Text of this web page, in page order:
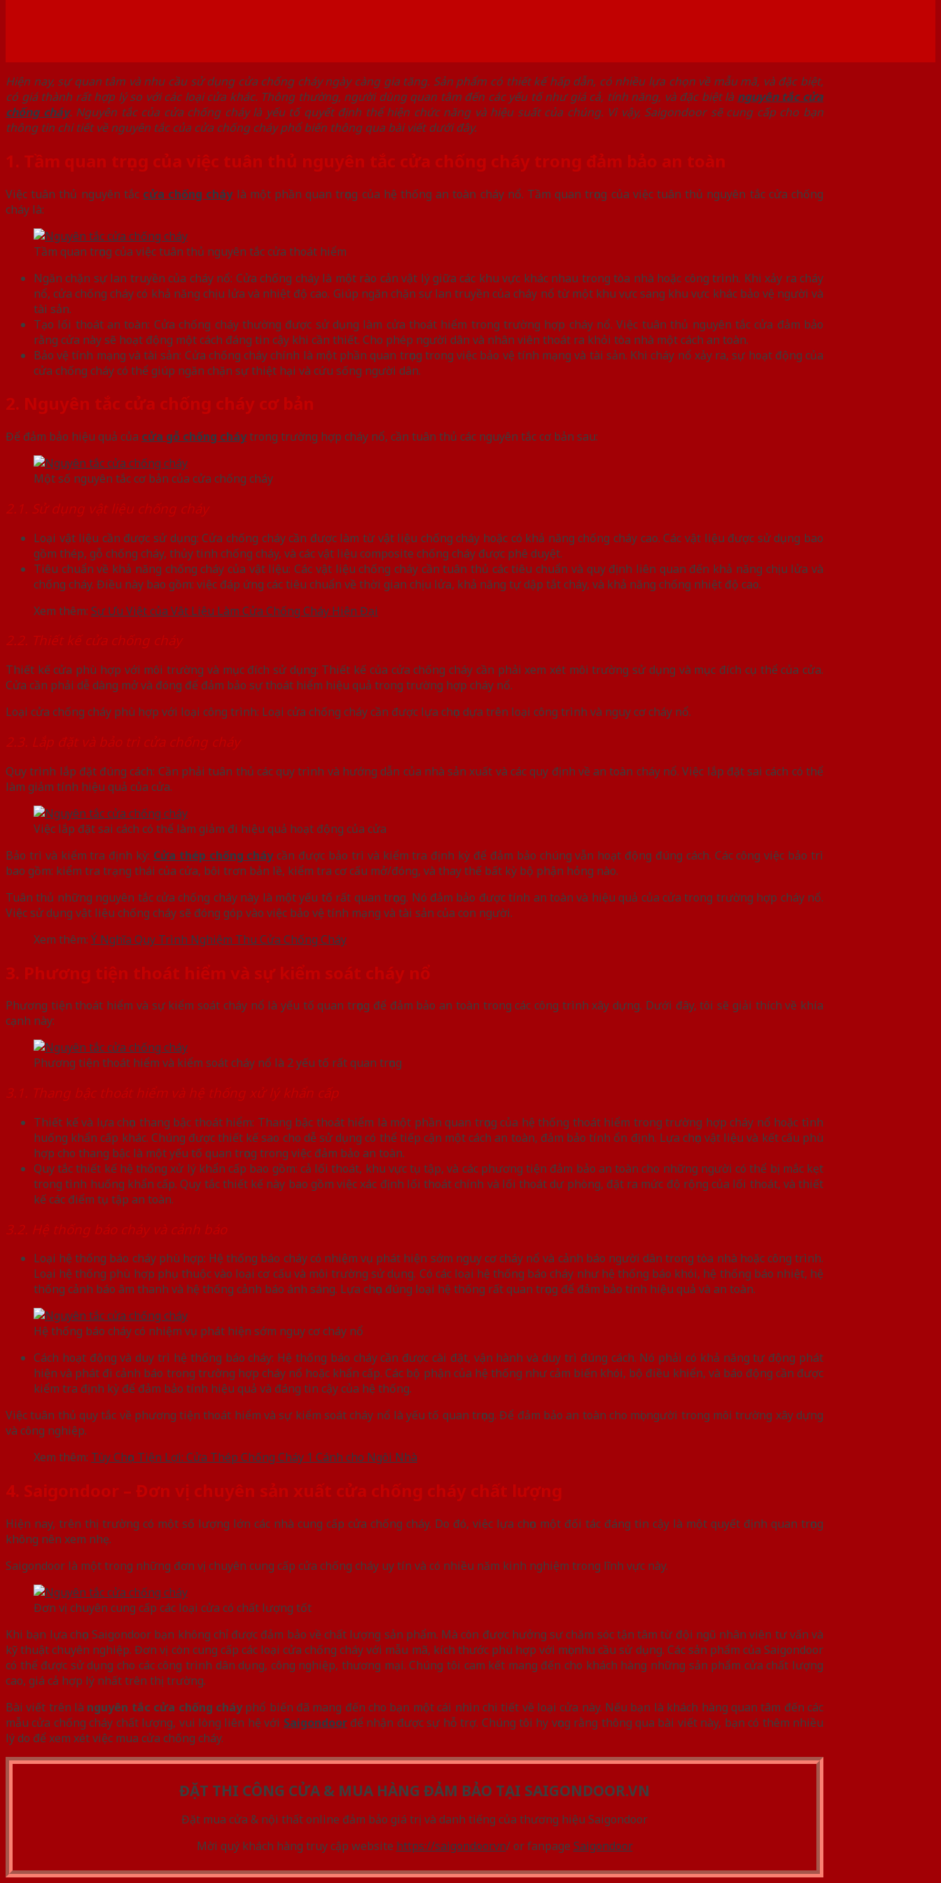
Hiện nay, sự quan tâm và nhu cầu sử dụng cửa chống cháy ngày càng gia tăng. Sản phẩm có thiết kế hấp dẫn, có nhiều lựa chọn về mẫu mã, và đặc biệt,
có giá thành rất hợp lý so với các loại cửa khác. Thông thường, người dùng quan tâm đến các yếu tố như giá cả, tính năng, và đặc biệt là nguyên tắc cửa
chống cháy. Nguyên tắc của cửa chống cháy là yếu tố quyết định thể hiện chức năng và hiệu suất của chúng. Vì vậy, Saigondoor sẽ cung cấp cho bạn
thông tin chi tiết về nguyên tắc của cửa chống cháy phổ biến thông qua bài viết dưới đây.
1. Tầm quan trọng của việc tuân thủ nguyên tắc cửa chống cháy trong đảm bảo an toàn
Việc tuân thủ nguyên tắc cửa chống cháylà một phần quan trọng của hệ thống an toàn cháy nổ. Tầm quan trọng của việc tuân thủ nguyên tắc cửa chống
cháy là:
Tầm quan trọng của việc tuân thủ nguyên tắc cửa thoát hiểm
Ngăn chặn sự lan truyền của cháy nổ: Cửa chống cháy là một rào cản vật lý giữa các khu vực khác nhau trong tòa nhà hoặc công trình. Khi xảy ra cháy
nổ, cửa chống cháy có khả năng chịu lửa và nhiệt độ cao. Giúp ngăn chặn sự lan truyền của cháy nổ từ một khu vực sang khu vực khác bảo vệ người và
tài sản.
Tạo lối thoát an toàn: Cửa chống cháy thường được sử dụng làm cửa thoát hiểm trong trường hợp cháy nổ. Việc tuân thủ nguyên tắc cửa đảm bảo
rằng cửa này sẽ hoạt động một cách đáng tin cậy khi cần thiết. Cho phép người dân và nhân viên thoát ra khỏi tòa nhà một cách an toàn.
Bảo vệ tính mạng và tài sản: Cửa chống cháy chính là một phần quan trọng trong việc bảo vệ tính mạng và tài sản. Khi cháy nổ xảy ra, sự hoạt động của
cửa chống cháy có thể giúp ngăn chặn sự thiệt hại và cứu sống người dân.
2. Nguyên tắc cửa chống cháy cơ bản
Để đảm bảo hiệu quả của cửa gỗ chống cháytrong trường hợp cháy nổ, cần tuân thủ các nguyên tắc cơ bản sau:
Một số nguyên tắc cơ bản của cửa chống cháy
2.1. Sử dụng vật liệu chống cháy
Loại vật liệu cần được sử dụng: Cửa chống cháy cần được làm từ vật liệu chống cháy hoặc có khả năng chống cháy cao. Các vật liệu được sử dụng bao
gồm thép, gỗ chống cháy, thủy tinh chống cháy, và các vật liệu composite chống cháy được phê duyệt.
Tiêu chuẩn về khả năng chống cháy của vật liệu: Các vật liệu chống cháy cần tuân thủ các tiêu chuẩn và quy định liên quan đến khả năng chịu lửa và
chống cháy. Điều này bao gồm: việc đáp ứng các tiêu chuẩn về thời gian chịu lửa, khả năng tự dập tắt cháy, và khả năng chống nhiệt độ cao.
Xem thêm: Sự Ưu Việt của Vật Liệu Làm Cửa Chống Cháy Hiện Đại
2.2. Thiết kế cửa chống cháy
Thiết kế cửa phù hợp với môi trường và mục đích sử dụng: Thiết kế của cửa chống cháy cần phải xem xét môi trường sử dụng và mục đích cụ thể của cửa.
Cửa cần phải dễ dàng mở và đóng để đảm bảo sự thoát hiểm hiệu quả trong trường hợp cháy nổ.
Loại cửa chống cháy phù hợp với loại công trình: Loại cửa chống cháy cần được lựa chọn dựa trên loại công trình và nguy cơ cháy nổ.
2.3. Lắp đặt và bảo trì cửa chống cháy
Quy trình lắp đặt đúng cách: Cần phải tuân thủ các quy trình và hướng dẫn của nhà sản xuất và các quy định về an toàn cháy nổ. Việc lắp đặt sai cách có thể
làm giảm tính hiệu quả của cửa.
Việc lắp đặt sai cách có thể làm giảm đi hiệu quả hoạt động của cửa
Bảo trì và kiểm tra định kỳ: Cửa thép chống cháycần được bảo trì và kiểm tra định kỳ để đảm bảo chúng vẫn hoạt động đúng cách. Các công việc bảo trì
bao gồm: kiểm tra trạng thái của cửa, bôi trơn bản lề, kiểm tra cơ cấu mở/đóng, và thay thế bất kỳ bộ phận hỏng nào.
Tuân thủ những nguyên tắc cửa chống cháy này là một yếu tố rất quan trọng. Nó đảm bảo được tính an toàn và hiệu quả của cửa trong trường hợp cháy nổ.
Việc sử dụng vật liệu chống cháy sẽ đóng góp vào việc bảo vệ tính mạng và tài sản của con người.
Xem thêm: Ý Nghĩa Quy Trình Nghiệm Thu Cửa Chống Cháy
3. Phương tiện thoát hiểm và sự kiểm soát cháy nổ
Phương tiện thoát hiểm và sự kiểm soát cháy nổ là yếu tố quan trọng để đảm bảo an toàn trong các công trình xây dựng. Dưới đây, tôi sẽ giải thích về khía
cạnh này:
Phương tiện thoát hiểm và kiểm soát cháy nổ là 2 yếu tố rất quan trọng
3.1. Thang bậc thoát hiểm và hệ thống xử lý khẩn cấp
Thiết kế và lựa chọn thang bậc thoát hiểm: Thang bậc thoát hiểm là một phần quan trọng của hệ thống thoát hiểm trong trường hợp cháy nổ hoặc tình
huống khẩn cấp khác. Chúng được thiết kế sao cho dễ sử dụng có thể tiếp cận một cách an toàn, đảm bảo tính ổn định. Lựa chọn vật liệu và kết cấu phù
hợp cho thang bậc là một yếu tố quan trọng trong việc đảm bảo an toàn.
Quy tắc thiết kế hệ thống xử lý khẩn cấp bao gồm: cả lối thoát, khu vực tụ tập, và các phương tiện đảm bảo an toàn cho những người có thể bị mắc kẹt
trong tình huống khẩn cấp. Quy tắc thiết kế này bao gồm việc xác định lối thoát chính và lối thoát dự phòng, đặt ra mức độ rộng của lối thoát, và thiết
kế các điểm tụ tập an toàn.
3.2. Hệ thống báo cháy và cảnh báo
Loại hệ thống báo cháy phù hợp: Hệ thống báo cháy có nhiệm vụ phát hiện sớm nguy cơ cháy nổ và cảnh báo người dân trong tòa nhà hoặc công trình.
Loại hệ thống phù hợp phụ thuộc vào loại cơ cấu và môi trường sử dụng. Có các loại hệ thống báo cháy như hệ thống báo khói, hệ thống báo nhiệt, hệ
thống cảnh báo âm thanh và hệ thống cảnh báo ánh sáng. Lựa chọn đúng loại hệ thống rất quan trọng để đảm bảo tính hiệu quả và an toàn.
Hệ thống báo cháy có nhiệm vụ phát hiện sớm nguy cơ cháy nổ
Cách hoạt động và duy trì hệ thống báo cháy: Hệ thống báo cháy cần được cài đặt, vận hành và duy trì đúng cách. Nó phải có khả năng tự động phát
hiện và phát đi cảnh báo trong trường hợp cháy nổ hoặc khẩn cấp. Các bộ phận của hệ thống như cảm biến khói, bộ điều khiển, và báo động cần được
kiểm tra định kỳ để đảm bảo tính hiệu quả và đáng tin cậy của hệ thống.
Việc tuân thủ quy tắc về phương tiện thoát hiểm và sự kiểm soát cháy nổ là yếu tố quan trọng. Để đảm bảo an toàn cho mọi người trong môi trường xây dựng
và công nghiệp.
Xem thêm: Tùy Chọn Tiện Lợi: Cửa Thép Chống Cháy 1 Cánh cho Ngôi Nhà
4. Saigondoor – Đơn vị chuyên sản xuất cửa chống cháy chất lượng
Hiện nay, trên thị trường có một số lượng lớn các nhà cung cấp cửa chống cháy. Do đó, việc lựa chọn một đối tác đáng tin cậy là một quyết định quan trọng
không nên xem nhẹ.
Saigondoor là một trong những đơn vị chuyên cung cấp cửa chống cháy uy tín và có nhiều năm kinh nghiệm trong lĩnh vực này.
Đơn vị chuyên cung cấp các loại cửa có chất lượng tốt
Khi bạn lựa chọn Saigondoor bạn không chỉ được đảm bảo về chất lượng sản phẩm. Mà còn được hưởng sự chăm sóc tận tâm từ đội ngũ nhân viên tư vấn và
kỹ thuật chuyên nghiệp. Đơn vị còn cung cấp các loại cửa chống cháy với mẫu mã, kích thước phù hợp với mọi nhu cầu sử dụng. Các sản phẩm của Saigondoor
có thể được sử dụng cho các công trình dân dụng, công nghiệp, thương mại. Chúng tôi cam kết mang đến cho khách hàng những sản phẩm cửa chất lượng
cao, giá cả hợp lý nhất trên thị trường.
Bài viết trên là nguyên tắc cửa chống cháyphổ biến đã mang đến cho bạn một cái nhìn chi tiết về loại cửa này. Nếu bạn là khách hàng quan tâm đến các
mẫu cửa chống cháy chất lượng, vui lòng liên hệ với Saigondoorđể nhận được sự hỗ trợ. Chúng tôi hy vọng rằng thông qua bài viết này, bạn có thêm nhiều
lý do để xem xét việc mua cửa chống cháy.
ĐẶT THI CÔNG CỬA & MUA HÀNG ĐẢM BẢO TẠI SAIGONDOOR.VN
Đặt mua cửa & nội thất online đảm bảo giá trị và danh tiếng của thương hiệu Saigondoor
Mời quý khách hàng truy cập website https://saigondoor.vn/ or fanpage Saigondoor